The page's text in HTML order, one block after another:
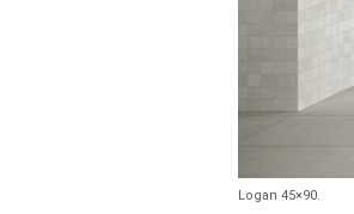
Logan 45×90.